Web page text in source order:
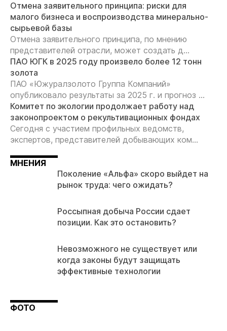
Отмена заявительного принципа: риски для
малого бизнеса и воспроизводства минерально-
сырьевой базы
Отмена заявительного принципа, по мнению
представителей отрасли, может создать д...
ПАО ЮГК в 2025 году произвело более 12 тонн
золота
ПАО «Южуралзолото Группа Компаний»
опубликовало результаты за 2025 г. и прогноз ...
Комитет по экологии продолжает работу над
законопроектом о рекультивационных фондах
Сегодня с участием профильных ведомств,
экспертов, представителей добывающих ком...
МНЕНИЯ
Поколение «Альфа» скоро выйдет на
рынок труда: чего ожидать?
Россыпная добыча России сдает
позиции. Как это остановить?
Невозможного не существует или
когда законы будут защищать
эффективные технологии
ФОТО